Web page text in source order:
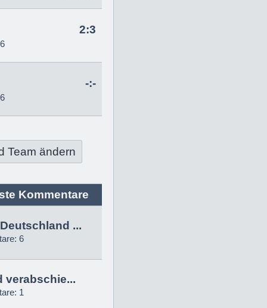
2:3
-:-
Team ändern
Kommentare
...
6
verabschie...
1